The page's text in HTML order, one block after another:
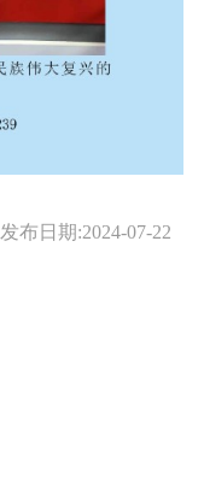
发布日期:2024-07-22